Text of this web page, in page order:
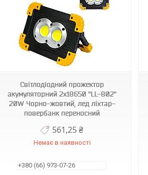
Світлодіодний прожектор
акумуляторний 2х18650 "LL-802"
20W Чорно-жовтий, лед ліхтар-
повербанк переносний
561,25 ₴
Немає в наявності
+380 (66) 973-07-26
1009801-Black